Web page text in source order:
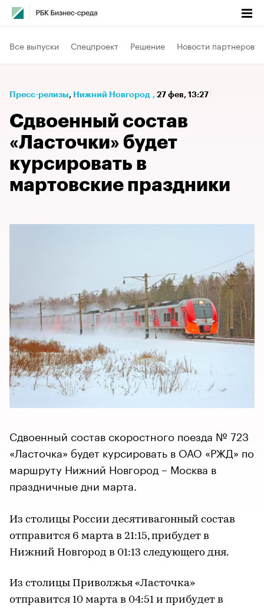
Все выпуски Спецпроект Решение Новости партнеров
Пресс-релизы⁠, Нижний Новгород , 27 фев, 13:27
Сдвоенный состав
«Ласточки» будет
курсировать в
мартовские праздники
Сдвоенный состав скоростного поезда № 723
«Ласточка» будет курсировать в ОАО «РЖД» по
маршруту Нижний Новгород – Москва в
праздничные дни марта.
Из столицы России десятивагонный состав
отправится 6 марта в 21:15, прибудет в
Нижний Новгород в 01:13 следующего дня.
Из столицы Приволжья «Ласточка»
отправится 10 марта в 04:51 и прибудет в